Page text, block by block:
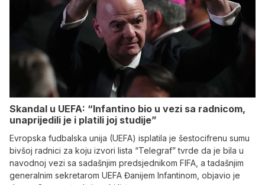
Skandal u UEFA: “Infantino bio u vezi sa radnicom,
unaprijedili je i platili joj studije”
Evropska fudbalska unija (UEFA) isplatila je šestocifrenu sumu
bivšoj radnici za koju izvori lista “Telegraf” tvrde da je bila u
navodnoj vezi sa sadašnjim predsjednikom FIFA, a tadašnjim
generalnim sekretarom UEFA Đanijem Infantinom, objavio je